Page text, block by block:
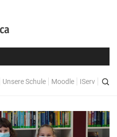
Unsere Schule Moodle IServ